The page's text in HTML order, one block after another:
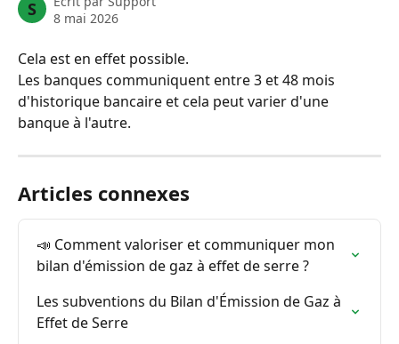
S
8 mai 2026
Cela est en effet possible.
Les banques communiquent entre 3 et 48 mois
d'historique bancaire et cela peut varier d'une
banque à l'autre.
Articles connexes
📣 Comment valoriser et communiquer mon
bilan d'émission de gaz à effet de serre ?
Les subventions du Bilan d'Émission de Gaz à
Effet de Serre